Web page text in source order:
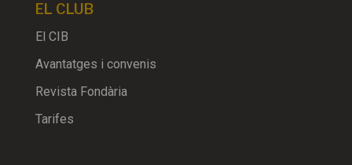
EL CLUB
El CIB
Avantatges i convenis
Revista Fondària
Tarifes